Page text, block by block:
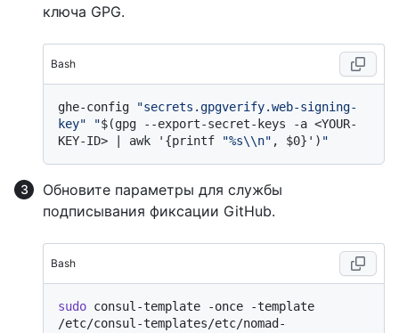
ключа GPG.
Bash
ghe-config
"secrets.gpgverify.web-signing-
key"
"$(gpg --export-secret-keys -a <YOUR-
KEY-ID> | awk '{printf
"%s\\n" , $0}') "
Обновите параметры для службы
подписывания фиксации GitHub.
Bash
sudo consul-template -once -template
/etc/consul-templates/etc/nomad-